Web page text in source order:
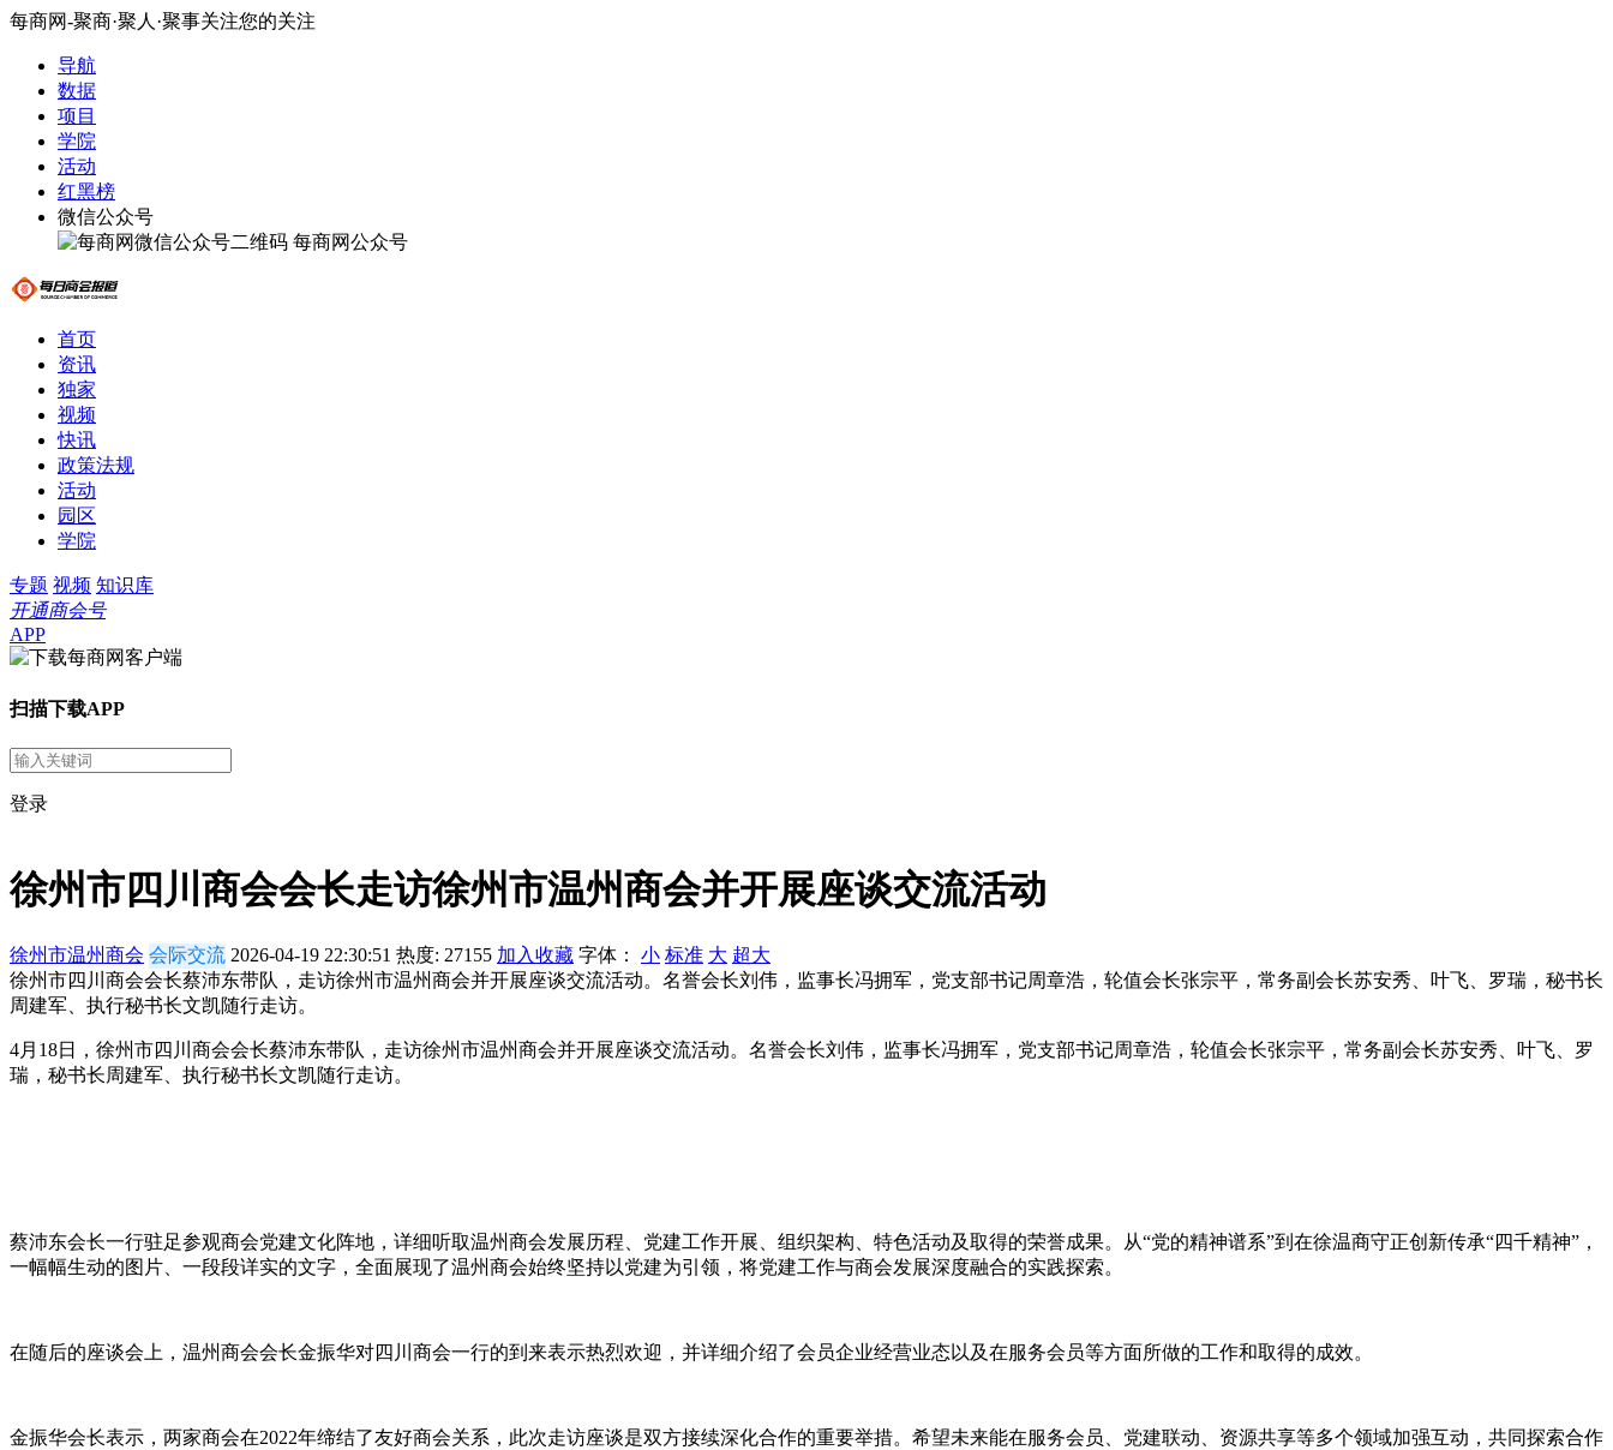
每商网-聚商·聚人·聚事关注您的关注
导航
数据
项目
学院
活动
红黑榜
微信公众号
每商网公众号
首页
资讯
独家
视频
快讯
政策法规
活动
园区
学院
专题 视频 知识库
开通商会号
APP
扫描下载APP
登录
徐州市四川商会会长走访徐州市温州商会并开展座谈交流活动
徐州市温州商会 会际交流 2026-04-19 22:30:51 热度: 27155 加入收藏 字体： 小 标准 大 超大
徐州市四川商会会长蔡沛东带队，走访徐州市温州商会并开展座谈交流活动。名誉会长刘伟，监事长冯拥军，党支部书记周章浩，轮值会长张宗平，常务副会长苏安秀、叶飞、罗瑞，秘书长
周建军、执行秘书长文凯随行走访。
4月18日，徐州市四川商会会长蔡沛东带队，走访徐州市温州商会并开展座谈交流活动。名誉会长刘伟，监事长冯拥军，党支部书记周章浩，轮值会长张宗平，常务副会长苏安秀、叶飞、罗
瑞，秘书长周建军、执行秘书长文凯随行走访。
蔡沛东会长一行驻足参观商会党建文化阵地，详细听取温州商会发展历程、党建工作开展、组织架构、特色活动及取得的荣誉成果。从“党的精神谱系”到在徐温商守正创新传承“四千精神”，
一幅幅生动的图片、一段段详实的文字，全面展现了温州商会始终坚持以党建为引领，将党建工作与商会发展深度融合的实践探索。
在随后的座谈会上，温州商会会长金振华对四川商会一行的到来表示热烈欢迎，并详细介绍了会员企业经营业态以及在服务会员等方面所做的工作和取得的成效。
金振华会长表示，两家商会在2022年缔结了友好商会关系，此次走访座谈是双方接续深化合作的重要举措。希望未来能在服务会员、党建联动、资源共享等多个领域加强互动，共同探索合作